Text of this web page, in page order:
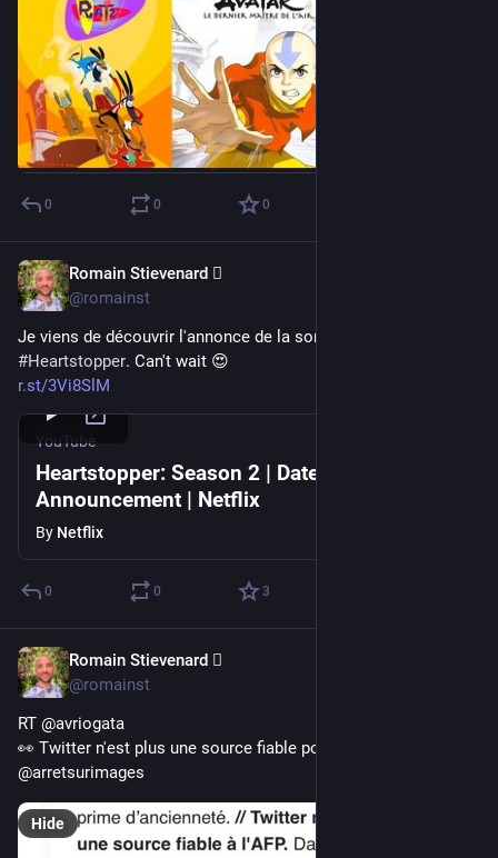
0 0 0
Romain Stievenard 🫆
@romainst
#Heartstopper. Can't wait 😍
r.st/3Vi8SlM
YouTube
Heartstopper: Season 2 | Date
Announcement | Netflix
By Netflix
0 0 3
Romain Stievenard 🫆
@romainst
RT @avriogata
👀 Twitter n'est plus une source fiable pour l'AFP. Via
@arretsurimages
Hide